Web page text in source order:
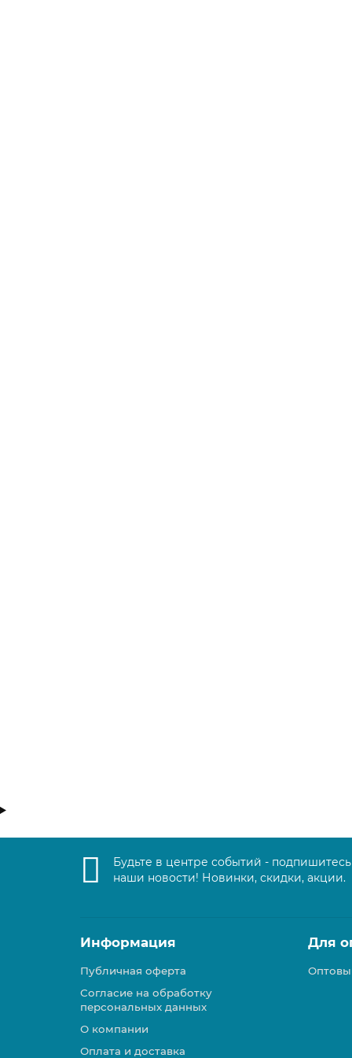
Будьте в центре событий -
наши новости! Новинки, скидки, акции.
Информация
Публичная оферта
Согласие на обработку
персональных данных
О компании
Оплата и доставка
Для